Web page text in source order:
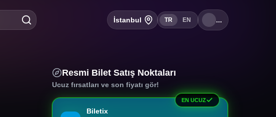
İstanbul TR EN ...
Resmi Bilet Satış Noktaları
Ucuz fırsatları ve son fiyatı gör!
EN UCUZ
Biletix